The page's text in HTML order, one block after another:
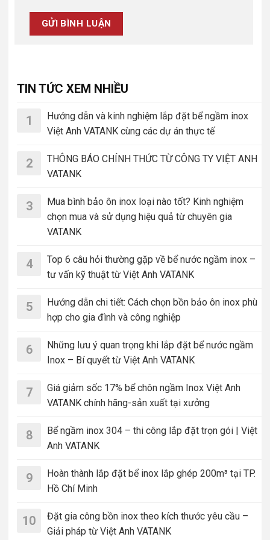
TIN TỨC XEM NHIỀU
1
Hướng dẫn và kinh nghiệm lắp đặt bể ngầm inox
Việt Anh VATANK cùng các dự án thực tế
2
THÔNG BÁO CHÍNH THỨC TỪ CÔNG TY VIỆT ANH
VATANK
3
Mua bình bảo ôn inox loại nào tốt? Kinh nghiệm
chọn mua và sử dụng hiệu quả từ chuyên gia
VATANK
4
Top 6 câu hỏi thường gặp về bể nước ngầm inox –
tư vấn kỹ thuật từ Việt Anh VATANK
5
Hướng dẫn chi tiết: Cách chọn bồn bảo ôn inox phù
hợp cho gia đình và công nghiệp
6
Những lưu ý quan trọng khi lắp đặt bể nước ngầm
Inox – Bí quyết từ Việt Anh VATANK
7
Giá giảm sốc 17% bể chôn ngầm Inox Việt Anh
VATANK chính hãng-sản xuất tại xưởng
8
Bể ngầm inox 304 – thi công lắp đặt trọn gói | Việt
Anh VATANK
9
Hoàn thành lắp đặt bể inox lắp ghép 200m³ tại TP.
Hồ Chí Minh
10
Đặt gia công bồn inox theo kích thước yêu cầu –
Giải pháp từ Việt Anh VATANK